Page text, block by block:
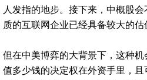
人发指的地步。接下来，中概股
质的互联网企业已经具备较大的估
但在中美博弈的大背景下，这种机
值多少钱的决定权在外资手里，